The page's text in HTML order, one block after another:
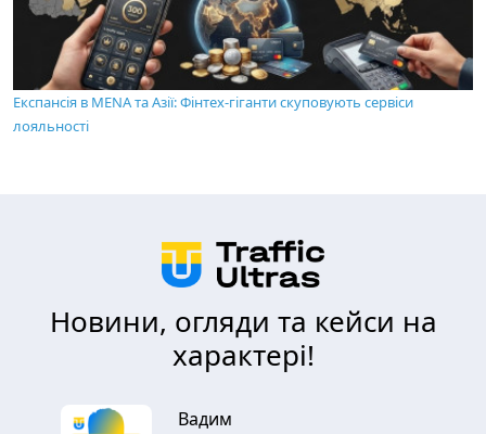
Експансія в MENA та Азії: Фінтех-гіганти скуповують сервіси
лояльності
Новини, огляди та кейси на
характері!
Вадим